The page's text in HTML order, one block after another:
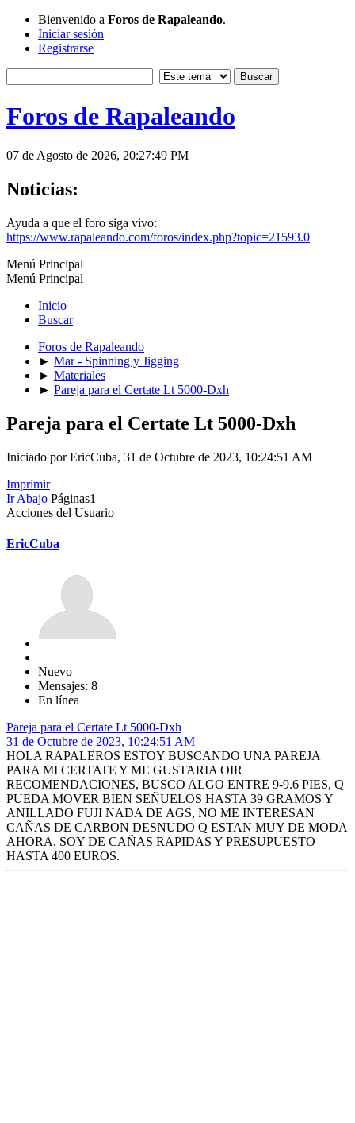
Bienvenido a Foros de Rapaleando.
Iniciar sesión
Registrarse
Foros de Rapaleando
07 de Agosto de 2026, 20:27:49 PM
Noticias:
Ayuda a que el foro siga vivo:
https://www.rapaleando.com/foros/index.php?topic=21593.0
Menú Principal
Menú Principal
Inicio
Buscar
Foros de Rapaleando
► Mar - Spinning y Jigging
► Materiales
► Pareja para el Certate Lt 5000-Dxh
Pareja para el Certate Lt 5000-Dxh
Iniciado por EricCuba, 31 de Octubre de 2023, 10:24:51 AM
Imprimir
Ir Abajo Páginas1
Acciones del Usuario
EricCuba
Nuevo
Mensajes: 8
En línea
Pareja para el Certate Lt 5000-Dxh
31 de Octubre de 2023, 10:24:51 AM
HOLA RAPALEROS ESTOY BUSCANDO UNA PAREJA
PARA MI CERTATE Y ME GUSTARIA OIR
RECOMENDACIONES, BUSCO ALGO ENTRE 9-9.6 PIES, Q
PUEDA MOVER BIEN SEÑUELOS HASTA 39 GRAMOS Y
ANILLADO FUJI NADA DE AGS, NO ME INTERESAN
CAÑAS DE CARBON DESNUDO Q ESTAN MUY DE MODA
AHORA, SOY DE CAÑAS RAPIDAS Y PRESUPUESTO
HASTA 400 EUROS.